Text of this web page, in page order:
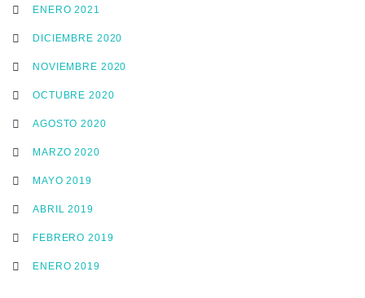
ENERO 2021
DICIEMBRE 2020
NOVIEMBRE 2020
OCTUBRE 2020
AGOSTO 2020
MARZO 2020
MAYO 2019
ABRIL 2019
FEBRERO 2019
ENERO 2019